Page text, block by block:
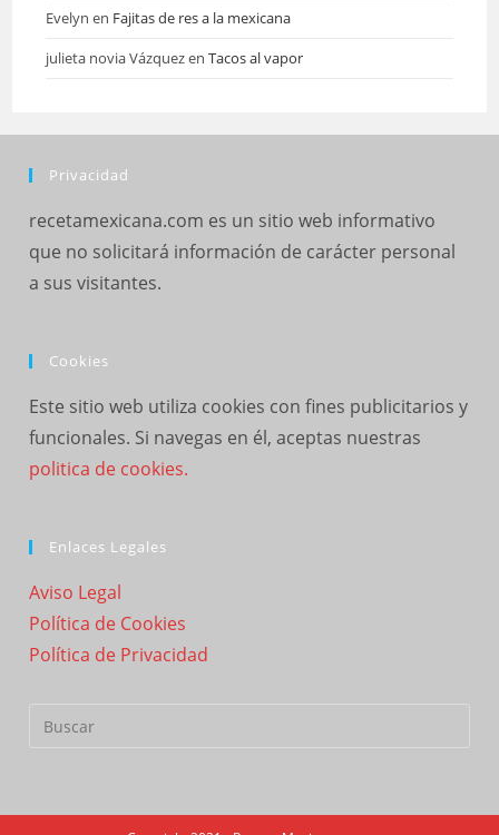
Evelyn en Fajitas de res a la mexicana
julieta novia VázquezenTacos al vapor
Privacidad
recetamexicana.com es un sitio web informativo
que no solicitará información de carácter personal
a sus visitantes.
Cookies
Este sitio web utiliza cookies con fines publicitarios y
funcionales. Si navegas en él, aceptas nuestras
politica de cookies.
Enlaces Legales
Aviso Legal
Política de Cookies
Política de Privacidad
Buscar: